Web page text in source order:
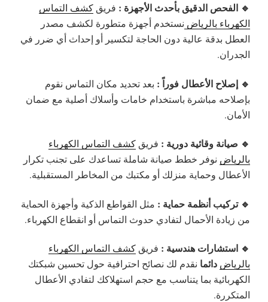
🔹 الفحص الدقيق بأحدث الأجهزة : فريق كشف التماس
الكهرباء بالرياض نستخدم أجهزة متطورة لكشف مصدر
العطل بدقة عالية دون الحاجة لتكسير أو إحداث أي ضرر في
الجدران.
🔹 إصلاح الأعطال فوراً : بعد تحديد مكان التماس نقوم
بإصلاحه مباشرة باستخدام خامات وأسلاك أصلية مع ضمان
الأمان.
🔹 صيانة وقائية دورية : فريق كشف التماس الكهرباء
بالرياض نوفر خطط صيانة شاملة تساعدك على تجنب تكرار
الأعطال وحماية منزلك أو مكتبك من المخاطر المستقبلية.
🔹 تركيب أنظمة حماية : مثل القواطع الذكية وأجهزة الحماية
من زيادة الأحمال لتفادي حدوث التماس أو انقطاع الكهرباء.
🔹 استشارات هندسية : فريق كشف التماس الكهرباء
بالرياض دائما نقدم لك نصائح احترافية حول تحسين شبكتك
الكهربائية بما يتناسب مع حجم استهلاكك لتفادي الأعطال
المتكررة.